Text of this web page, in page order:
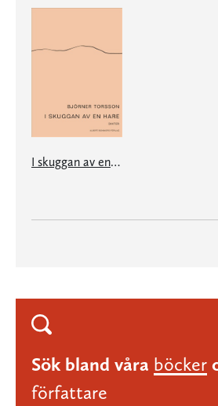
I skuggan av en hare
Sök bland våra böcker
författare